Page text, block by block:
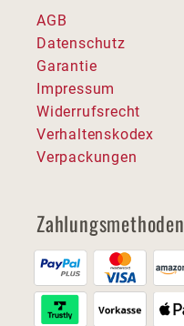
AGB
Datenschutz
Garantie
Impressum
Widerrufsrecht
Verhaltenskodex
Verpackungen
Zahlungsmethoden